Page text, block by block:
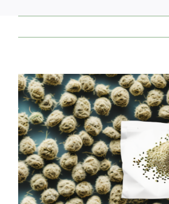
Zeige
grösseres
Bild